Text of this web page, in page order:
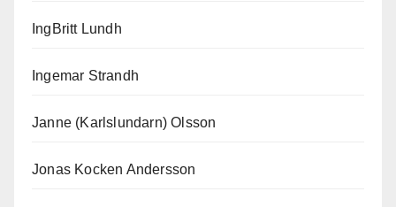
IngBritt Lundh
Ingemar Strandh
Janne (Karlslundarn) Olsson
Jonas Kocken Andersson